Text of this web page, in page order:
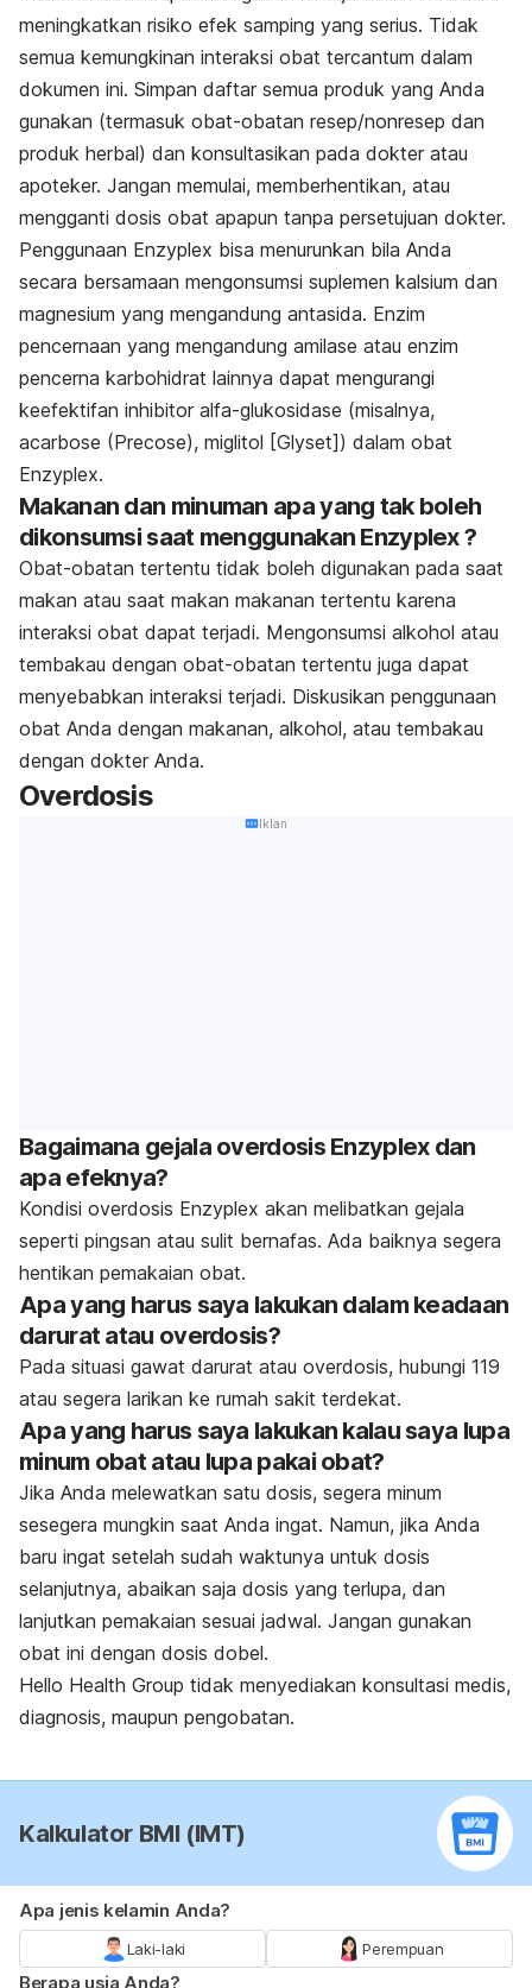
meningkatkan risiko efek samping yang serius. Tidak
semua kemungkinan interaksi obat tercantum dalam
dokumen ini. Simpan daftar semua produk yang Anda
gunakan (termasuk obat-obatan resep/nonresep dan
produk herbal) dan konsultasikan pada dokter atau
apoteker. Jangan memulai, memberhentikan, atau
mengganti dosis obat apapun tanpa persetujuan dokter.
Penggunaan Enzyplex bisa menurunkan bila Anda
secara bersamaan mengonsumsi suplemen kalsium dan
magnesium yang mengandung antasida. Enzim
pencernaan yang mengandung amilase atau enzim
pencerna karbohidrat lainnya dapat mengurangi
keefektifan inhibitor alfa-glukosidase (misalnya,
acarbose (Precose), miglitol [Glyset]) dalam obat
Enzyplex.
Makanan dan minuman apa yang tak boleh
dikonsumsi saat menggunakan Enzyplex ?
Obat-obatan tertentu tidak boleh digunakan pada saat
makan atau saat makan makanan tertentu karena
interaksi obat dapat terjadi. Mengonsumsi alkohol atau
tembakau dengan obat-obatan tertentu juga dapat
menyebabkan interaksi terjadi. Diskusikan penggunaan
obat Anda dengan makanan, alkohol, atau tembakau
dengan dokter Anda.
Overdosis
Iklan
Bagaimana gejala overdosis Enzyplex dan
apa efeknya?
Kondisi overdosis Enzyplex akan melibatkan gejala
seperti pingsan atau sulit bernafas. Ada baiknya segera
hentikan pemakaian obat.
Apa yang harus saya lakukan dalam keadaan
darurat atau overdosis?
Pada situasi gawat darurat atau overdosis, hubungi 119
atau segera larikan ke rumah sakit terdekat.
Apa yang harus saya lakukan kalau saya lupa
minum obat atau lupa pakai obat?
Jika Anda melewatkan satu dosis, segera minum
sesegera mungkin saat Anda ingat. Namun, jika Anda
baru ingat setelah sudah waktunya untuk dosis
selanjutnya, abaikan saja dosis yang terlupa, dan
lanjutkan pemakaian sesuai jadwal. Jangan gunakan
obat ini dengan dosis dobel.
Hello Health Group tidak menyediakan konsultasi medis,
diagnosis, maupun pengobatan.
Kalkulator BMI (IMT)
Apa jenis kelamin Anda?
Laki-laki Perempuan
Berapa usia Anda?